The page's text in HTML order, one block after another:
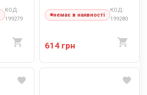
КОД:
199279
немає в наявності
КОД:
199280
614 грн